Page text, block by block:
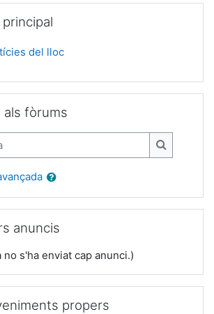
del llocFòrum
als fòrums
Cerca
anuncis
no s'ha enviat cap anunci.)
propers